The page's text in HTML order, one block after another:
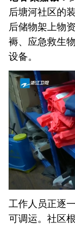
后塘河社区的
后储物架上物
褥、应急救生
设备。
工作人员正逐
可调运。社区